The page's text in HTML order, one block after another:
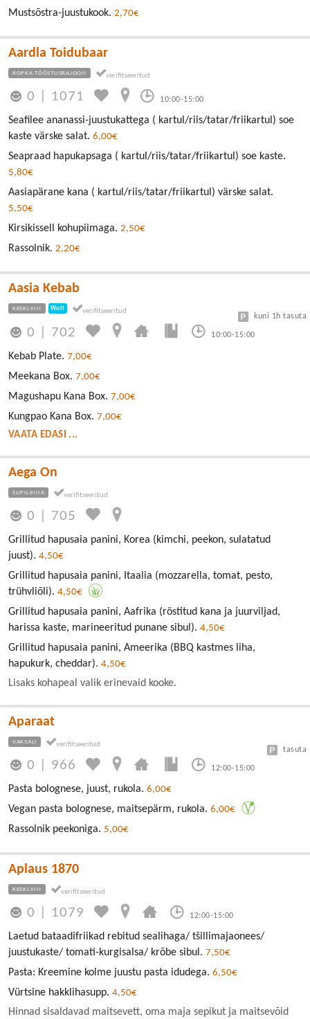
Mustsõstra-juustukook. 2,70€
Aardla Toidubaar
ROPKA TÖÖSTUSRAJOON
0 1071 10:00-15:00
Seafilee ananassi-juustukattega ( kartul/riis/tatar/friikartul) soe
kaste värske salat. 6,00€
Seapraad hapukapsaga ( kartul/riis/tatar/friikartul) soe kaste.
5,80€
Aasiapärane kana ( kartul/riis/tatar/friikartul) värske salat.
5,50€
Kirsikissell kohupiimaga. 2,50€
Rassolnik. 2,20€
Aasia Kebab
KESKLINN Wolt
0 702 10:00-15:00
kuni 1h tasuta
Kebab Plate. 7,00€
Meekana Box. 7,00€
Magushapu Kana Box. 7,00€
Kungpao Kana Box. 7,00€
VAATA EDASI ...
Aega On
SUPILINNA
0 705
Grillitud hapusaia panini, Korea (kimchi, peekon, sulatatud
juust). 4,50€
Grillitud hapusaia panini, Itaalia (mozzarella, tomat, pesto,
trühvliõli). 4,50€
Grillitud hapusaia panini, Aafrika (röstitud kana ja juurviljad,
harissa kaste, marineeritud punane sibul). 4,50€
Grillitud hapusaia panini, Ameerika (BBQ kastmes liha,
hapukurk, cheddar). 4,50€
Lisaks kohapeal valik erinevaid kooke.
Aparaat
VAKSALI
0 966 12:00-15:00
tasuta
Pasta bolognese, juust, rukola. 6,00€
Vegan pasta bolognese, maitsepärm, rukola. 6,00€
Rassolnik peekoniga. 5,00€
Aplaus 1870
KESKLINN
0 1079 12:00-15:00
Laetud bataadifriikad rebitud sealihaga/ tšillimajaonees/
juustukaste/ tomati-kurgisalsa/ krõbe sibul. 7,50€
Pasta: Kreemine kolme juustu pasta idudega. 6,50€
Vürtsine hakklihasupp. 4,50€
Hinnad sisaldavad maitsevett, oma maja sepikut ja maitsevõid